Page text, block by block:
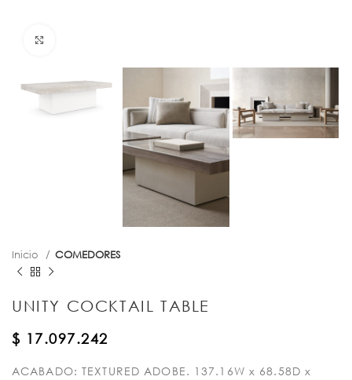
Inicio COMEDORES
UNITY COCKTAIL TABLE
$ 17.097.242
ACABADO: TEXTURED ADOBE. 137.16W x 68.58D x